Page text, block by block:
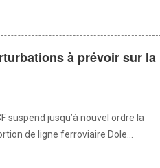
à prévoir sur la
suspend jusqu’à nouvel ordre la
de ligne ferroviaire Dole...